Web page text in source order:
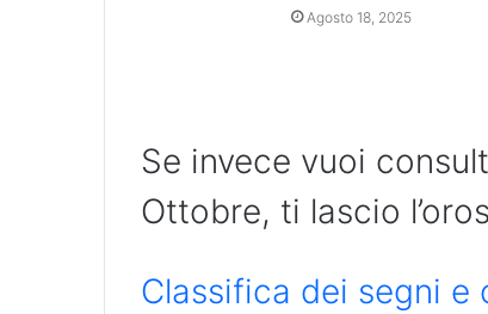
Agosto 18, 2025
Se invece vuoi
Ottobre, ti lascio
Classifica dei segni e